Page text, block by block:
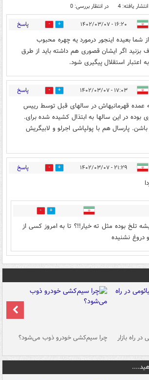
انتشار یافته: 4 در انتظار بررسی: 0
۱۶:۲۰ - ۱۴۰۲/۰۳/۰۷ 0 پاسخ
شما بعیده اینجور درمورد یه چهره محبوب
بزنید اگر ایشان قصوری هم داشته باید از طرق
استقلال پیگیری شود.
۱۷:۰۳ - ۱۴۰۲/۰۳/۰۷ 0 پاسخ
عمده قهرمانیهاش در سالهای قبل توسط رییس
بوده در این سالها به ابتذال کشیده شده برای.
پارسال هم با پولپاشی اجرلو و لابیگریش
۲۱:۲۹ - ۱۴۰۲/۰۳/۰۷ 0 پاسخ
0
تلخ بوده مثل ته خیار!!؟ تا به امروز کسی از
دروغ نشنیده
راه بازار چرا سیم‌کشی خودرو ذوب می‌شود؟